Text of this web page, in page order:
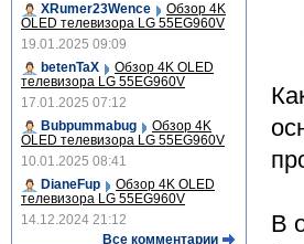
В
XRumer23Wence
Обзор 4K
OLED телевизора LG 55EG960V
19.01.2025 09:09
betenTaX
Обзор 4K OLED
телевизора LG 55EG960V
17.01.2025 07:12
Bubpummabug
Обзор 4K
OLED телевизора LG 55EG960V
10.01.2025 08:41
DianeFup
Обзор 4K OLED
телевизора LG 55EG960V
14.12.2024 21:12
Все комментарии